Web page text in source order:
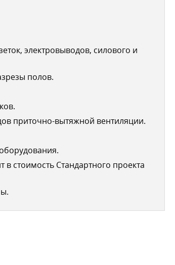
электровыводов, силового и
полов.
приточно-вытяжной вентиляции.
в стоимость Стандартного проекта